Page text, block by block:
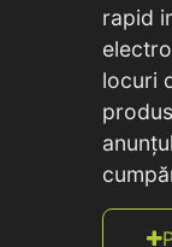
rapid
locuri